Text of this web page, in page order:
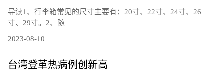
导读1、行李箱常见的尺寸主要有：20寸、22寸、24寸、26
寸、29寸。2、随
2023-08-10
台湾登革热病例创新高